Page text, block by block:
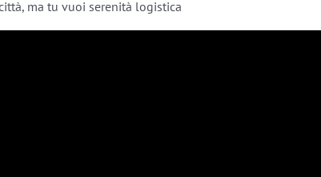
ma tu vuoi serenità logistica